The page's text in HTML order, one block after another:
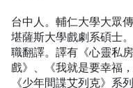
台中人。輔仁大學大眾
堪薩斯大學戲劇系碩士
職翻譯。譯有《心靈私
戲》、《我就是要幸福
《少年間諜艾列克》系